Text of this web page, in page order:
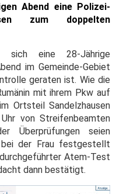
Abend eine Polizei-
zum doppelten
sich eine 28-Jährige
im Gemeinde-Gebiet
geraten ist. Wie die
mit ihrem Pkw auf
Ortsteil Sandelzhausen
von Streifenbeamten
Überprüfungen seien
bei der Frau festgestellt
Atem-Test
dann bestätigt.